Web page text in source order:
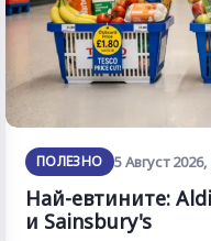
ПОЛЕЗНО 5 Август 2026,
Най-евтините:
и Sainsbury's